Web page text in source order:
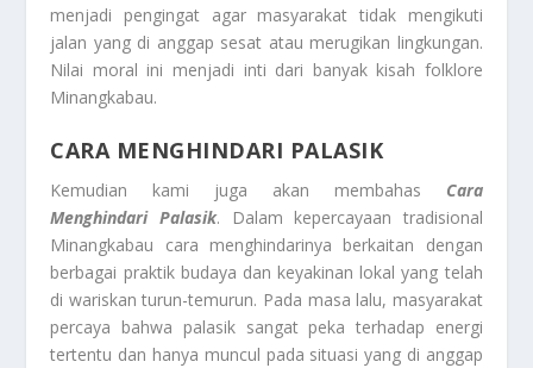
menjadi pengingat agar masyarakat tidak mengikuti
jalan yang di anggap sesat atau merugikan lingkungan.
Nilai moral ini menjadi inti dari banyak kisah folklore
Minangkabau.
CARA MENGHINDARI PALASIK
Kemudian kami juga akan membahas Cara
Menghindari Palasik. Dalam kepercayaan tradisional
Minangkabau cara menghindarinya berkaitan dengan
berbagai praktik budaya dan keyakinan lokal yang telah
di wariskan turun-temurun. Pada masa lalu, masyarakat
percaya bahwa palasik sangat peka terhadap energi
tertentu dan hanya muncul pada situasi yang di anggap